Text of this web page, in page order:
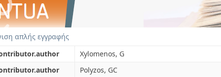
απλής εγγραφής
Xylomenos, G
Polyzos, GC